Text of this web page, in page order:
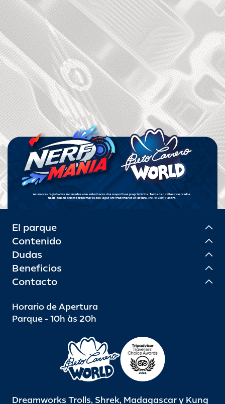
El parque
Contenido
Dudas
Beneficios
Contacto
Horario de Apertura
Parque - 10h às 20h
Dreamworks Trolls, Shrek, Madagascar y Kung